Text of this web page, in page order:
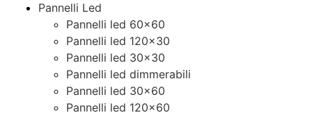
Pannelli Led
Pannelli led 60×60
Pannelli led 120×30
Pannelli led 30×30
Pannelli led dimmerabili
Pannelli led 30×60
Pannelli led 120×60